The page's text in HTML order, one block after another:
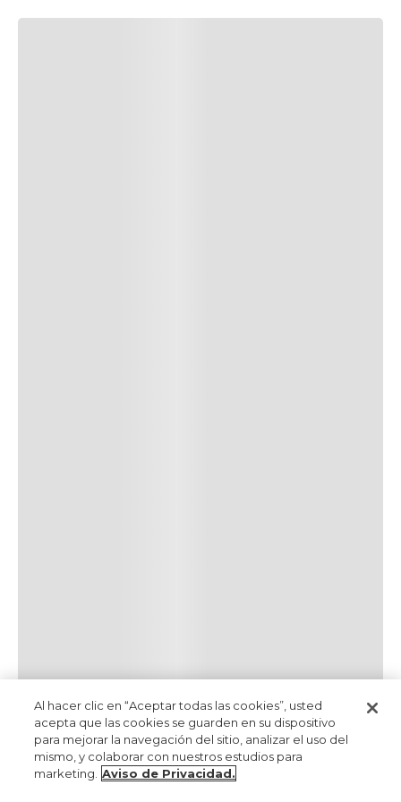
Al hacer clic en “Aceptar todas las cookies”, usted
acepta que las cookies se guarden en su dispositivo
para mejorar la navegación del sitio, analizar el uso del
mismo, y colaborar con nuestros estudios para
marketing. Aviso de Privacidad.